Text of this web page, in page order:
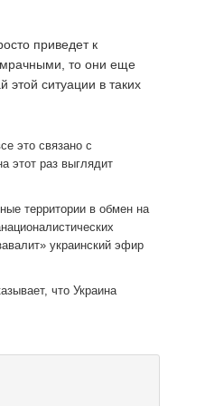
приведет к
то они еще
ситуации в таких
это связано с
этот раз выглядит
территории в обмен на
украинский эфир
что Украина